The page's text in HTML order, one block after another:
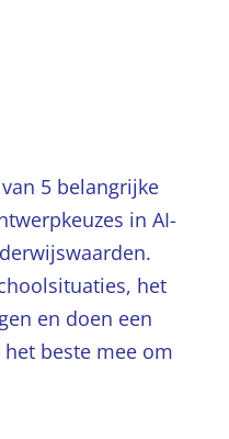
5 belangrijke
in AI-
het
en doen een
beste mee om